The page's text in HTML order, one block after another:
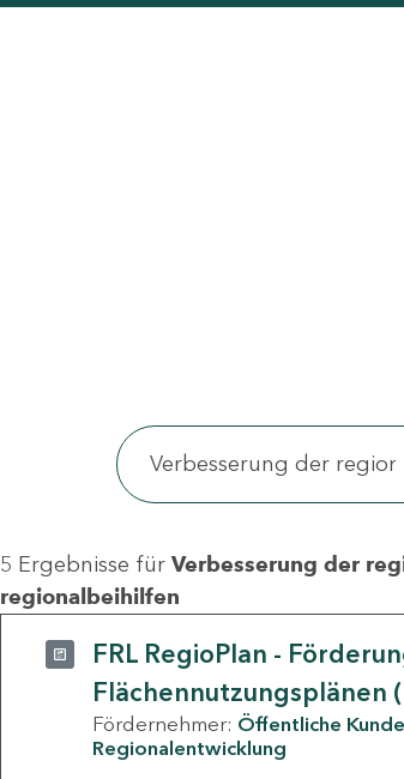
5 Ergebnisse für Verbesserung der
regionalbeihilfen
FRL RegioPlan -
Flächennutzungsplänen
Fördernehmer: Öffentliche
Regionalentwicklung